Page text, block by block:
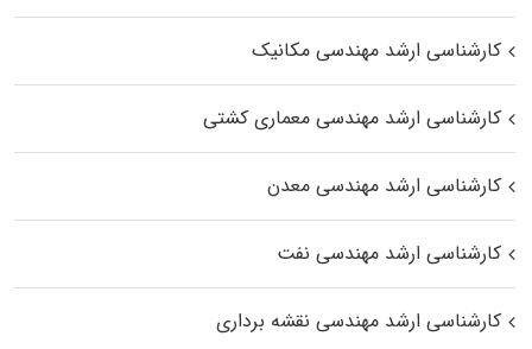
کارشناسی ارشد مهندسی مکانیک
کارشناسی ارشد مهندسی معماری کشتی
کارشناسی ارشد مهندسی معدن
کارشناسی ارشد مهندسی نفت
کارشناسی ارشد مهندسی نقشه برداری